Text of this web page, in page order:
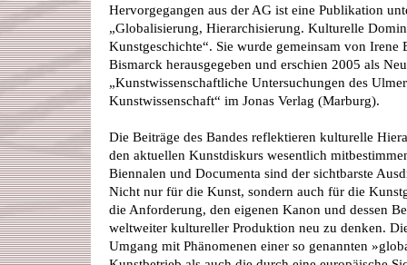
Hervorgegangen aus der AG ist eine Publikation
„Globalisierung, Hierarchisierung. Kulturelle
Kunstgeschichte“. Sie wurde gemeinsam von Irene
Bismarck herausgegeben und erschien 2005 als
„Kunstwissenschaftliche Untersuchungen des
Kunstwissenschaft“ im Jonas Verlag (Marburg).
Die Beiträge des Bandes reflektieren kulturelle
den aktuellen Kunstdiskurs wesentlich
Biennalen und Documenta sind der sichtbarste
Nicht nur für die Kunst, sondern auch für die
die Anforderung, den eigenen Kanon und dessen
weltweiter kultureller Produktion neu zu denken.
Umgang mit Phänomenen einer so genannten